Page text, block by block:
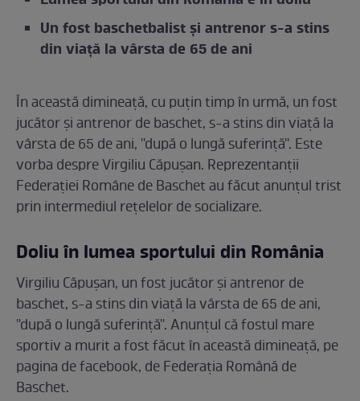
Un fost baschetbalist și antrenor s-a stins
din viață la vârsta de 65 de ani
În această dimineață, cu puțin timp în urmă, un fost
jucător şi antrenor de baschet, s-a stins din viață la
vârsta de 65 de ani, ''după o lungă suferinţă''. Este
vorba despre Virgiliu Căpuşan. Reprezentanții
Federaţiei Române de Baschet au făcut anunțul trist
prin intermediul rețelelor de socializare.
Doliu în lumea sportului din România
Virgiliu Căpuşan, un fost jucător şi antrenor de
baschet, s-a stins din viață la vârsta de 65 de ani,
''după o lungă suferinţă''. Anunțul că fostul mare
sportiv a murit a fost făcut în această dimineață, pe
pagina de facebook, de Federaţia Română de
Baschet.